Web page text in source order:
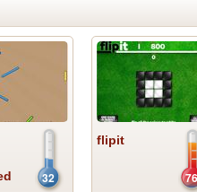
32
flipit
76